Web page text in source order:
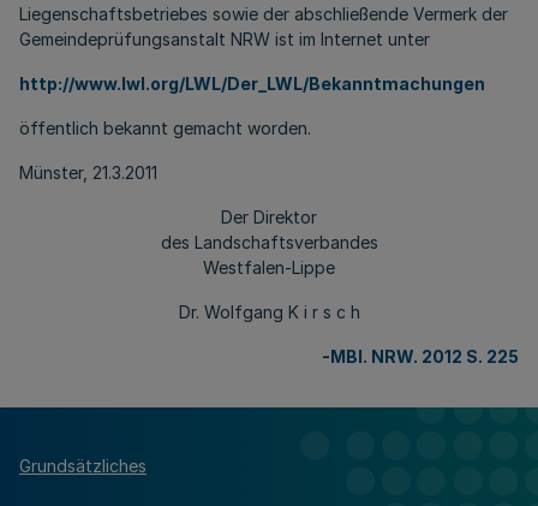
Liegenschaftsbetriebes sowie der abschließende Vermerk der
Gemeindeprüfungsanstalt NRW ist im Internet unter
http://www.lwl.org/LWL/Der_LWL/Bekanntmachungen
öffentlich bekannt gemacht worden.
Münster, 21.3.2011
Der Direktor
des Landschaftsverbandes
Westfalen-Lippe
Dr. Wolfgang K i r s c h
-MBl. NRW. 2012 S. 225
Grundsätzliches